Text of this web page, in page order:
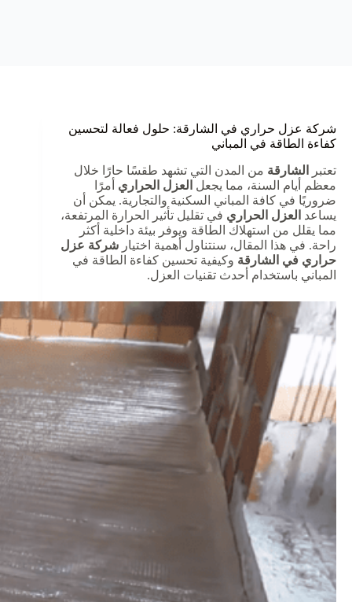
شركة عزل حراري في الشارقة: حلول فعالة لتحسين
كفاءة الطاقة في المباني
تعتبر
الشارقة من المدن التي تشهد طقسًا حارًا خلال
معظم أيام السنة، مما يجعل العزل الحراري أمرًا
ضروريًا في كافة المباني السكنية والتجارية. يمكن أن
يساعد العزل الحراري في تقليل تأثير الحرارة المرتفعة،
مما يقلل من استهلاك الطاقة ويوفر بيئة داخلية أكثر
راحة. في هذا المقال، سنتناول أهمية اختيار شركة عزل
حراري في الشارقة وكيفية تحسين كفاءة الطاقة في
المباني باستخدام أحدث تقنيات العزل.